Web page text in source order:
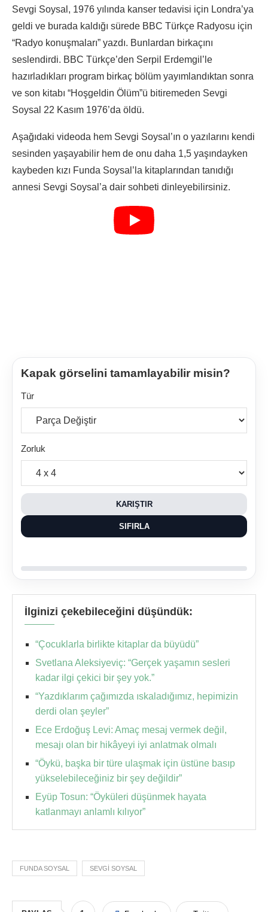
Sevgi Soysal, 1976 yılında kanser tedavisi için Londra’ya
geldi ve burada kaldığı sürede BBC Türkçe Radyosu için
“Radyo konuşmaları” yazdı. Bunlardan birkaçını
seslendirdi. BBC Türkçe’den Serpil Erdemgil’le
hazırladıkları program birkaç bölüm yayımlandıktan sonra
ve son kitabı “Hoşgeldin Ölüm”ü bitiremeden Sevgi
Soysal 22 Kasım 1976’da öldü.
Aşağıdaki videoda hem Sevgi Soysal’ın o yazılarını kendi
sesinden yaşayabilir hem de onu daha 1,5 yaşındayken
kaybeden kızı Funda Soysal’la kitaplarından tanıdığı
annesi Sevgi Soysal’a dair sohbeti dinleyebilirsiniz.
Kapak görselini tamamlayabilir misin?
Tür
Zorluk
KARIŞTIR
SIFIRLA
İlginizi çekebileceğini düşündük:
“Çocuklarla birlikte kitaplar da büyüdü”
Svetlana Aleksiyeviç: “Gerçek yaşamın sesleri
kadar ilgi çekici bir şey yok.”
“Yazdıklarım çağımızda ıskaladığımız, hepimizin
derdi olan şeyler”
Ece Erdoğuş Levi: Amaç mesaj vermek değil,
mesajı olan bir hikâyeyi iyi anlatmak olmalı
“Öykü, başka bir türe ulaşmak için üstüne basıp
yükselebileceğiniz bir şey değildir”
Eyüp Tosun: “Öyküleri düşünmek hayata
katlanmayı anlamlı kılıyor”
FUNDA SOYSAL SEVGI SOYSAL